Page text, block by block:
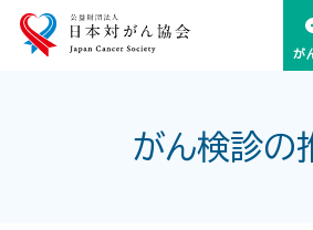
が
がん検診の